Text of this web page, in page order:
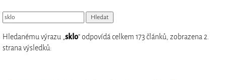
Hledanému výrazu „sklo“ odpovídá celkem 173 článků, zobrazena 2.
strana výsledků: